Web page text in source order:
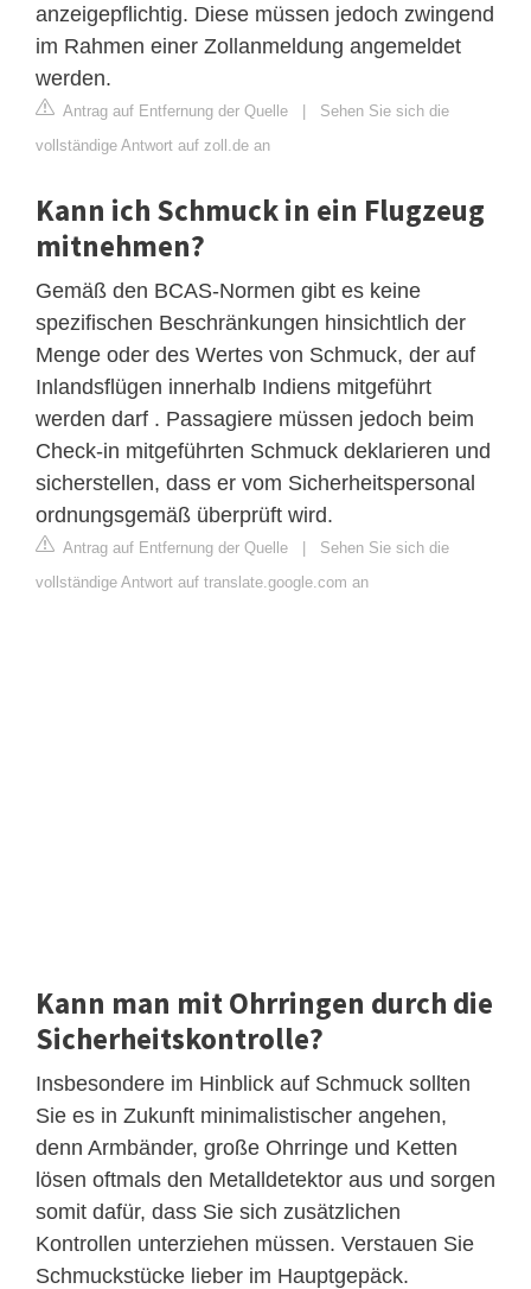
anzeigepflichtig. Diese müssen jedoch zwingend
im Rahmen einer Zollanmeldung angemeldet
werden.
Antrag auf Entfernung der Quelle | Sehen Sie sich die
vollständige Antwort auf zoll.de an
Kann ich Schmuck in ein Flugzeug
mitnehmen?
Gemäß den BCAS-Normen gibt es keine
spezifischen Beschränkungen hinsichtlich der
Menge oder des Wertes von Schmuck, der auf
Inlandsflügen innerhalb Indiens mitgeführt
werden darf . Passagiere müssen jedoch beim
Check-in mitgeführten Schmuck deklarieren und
sicherstellen, dass er vom Sicherheitspersonal
ordnungsgemäß überprüft wird.
Antrag auf Entfernung der Quelle | Sehen Sie sich die
vollständige Antwort auf translate.google.com an
Kann man mit Ohrringen durch die
Sicherheitskontrolle?
Insbesondere im Hinblick auf Schmuck sollten
Sie es in Zukunft minimalistischer angehen,
denn Armbänder, große Ohrringe und Ketten
lösen oftmals den Metalldetektor aus und sorgen
somit dafür, dass Sie sich zusätzlichen
Kontrollen unterziehen müssen. Verstauen Sie
Schmuckstücke lieber im Hauptgepäck.